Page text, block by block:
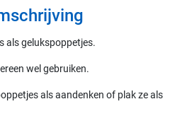
als gelukspoppetjes.
wel gebruiken.
als aandenken of plak ze als